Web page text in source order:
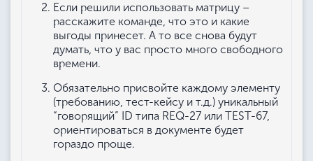
Если решили использовать матрицу –
расскажите команде, что это и какие
выгоды принесет. А то все снова будут
думать, что у вас просто много свободного
времени.
Обязательно присвойте каждому элементу
(требованию, тест-кейсу и т.д.) уникальный
“говорящий” ID типа REQ-27 или TEST-67,
ориентироваться в документе будет
гораздо проще.